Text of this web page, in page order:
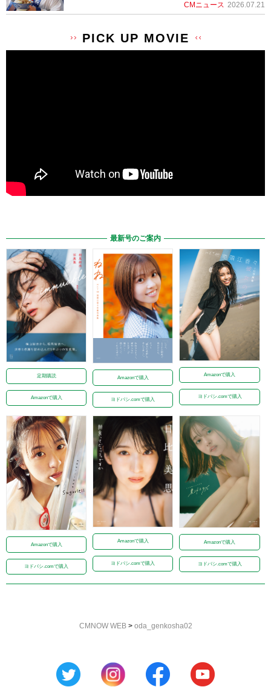
CMニュース 2026.07.21
PICK UP MOVIE
最新号のご案内
定期購読
Amazonで購入
Amazonで購入
ヨドバシ.comで購入
Amazonで購入
ヨドバシ.comで購入
Amazonで購入
ヨドバシ.comで購入
Amazonで購入
ヨドバシ.comで購入
Amazonで購入
ヨドバシ.comで購入
CMNOW WEB> oda_genkosha02